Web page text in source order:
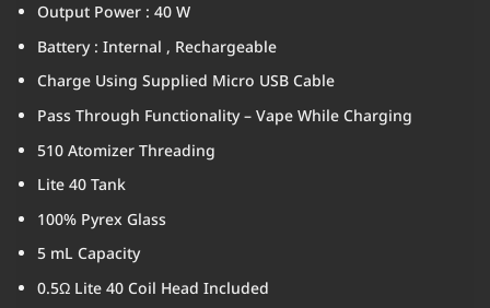
Output Power : 40 W
Battery : Internal , Rechargeable
Charge Using Supplied Micro USB Cable
Pass Through Functionality – Vape While Charging
510 Atomizer Threading
Lite 40 Tank
100% Pyrex Glass
5 mL Capacity
0.5Ω Lite 40 Coil Head Included